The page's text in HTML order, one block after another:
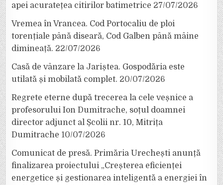
apei acuratețea citirilor batimetrice 27/07/2026
Vremea în Vrancea. Cod Portocaliu de ploi
torențiale până diseară, Cod Galben până mâine
dimineață. 22/07/2026
Casă de vânzare la Jariștea. Gospodăria este
utilată și mobilată complet. 20/07/2026
Regrete eterne după trecerea la cele veșnice a
profesorului Ion Dumitrache, soțul doamnei
director adjunct al Școlii nr. 10, Mitrița
Dumitrache 10/07/2026
Comunicat de presă. Primăria Urechești anunță
finalizarea proiectului „Creșterea eficienței
energetice și gestionarea inteligentă a energiei în